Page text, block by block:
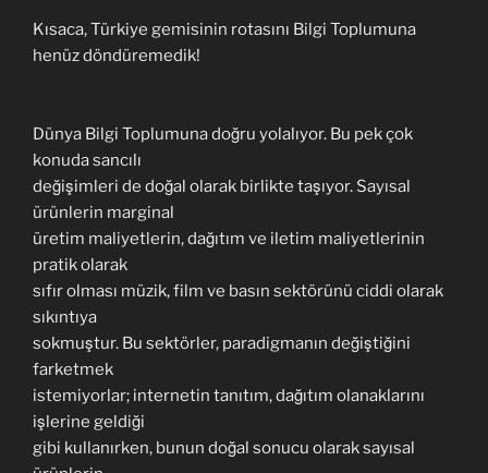
Kısaca, Türkiye gemisinin rotasını Bilgi Toplumuna
henüz döndüremedik!
Dünya Bilgi Toplumuna doğru yolalıyor. Bu pek çok
konuda sancılı
değişimleri de doğal olarak birlikte taşıyor. Sayısal
ürünlerin marginal
üretim maliyetlerin, dağıtım ve iletim maliyetlerinin
pratik olarak
sıfır olması müzik, film ve basın sektörünü ciddi olarak
sıkıntıya
sokmuştur. Bu sektörler, paradigmanın değiştiğini
farketmek
istemiyorlar; internetin tanıtım, dağıtım olanaklarını
işlerine geldiği
gibi kullanırken, bunun doğal sonucu olarak sayısal